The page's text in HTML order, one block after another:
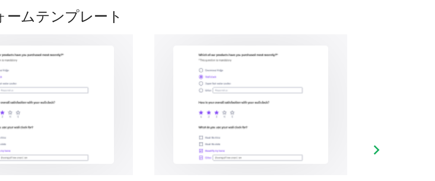
性の認識
製品パッケージは持続可能だと思いますか？
コメントを記入してください:
ームテンプレート
Next slide